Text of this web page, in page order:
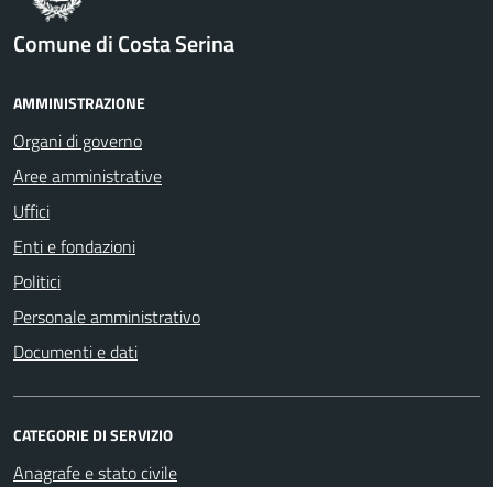
Comune di Costa Serina
AMMINISTRAZIONE
Organi di governo
Aree amministrative
Uffici
Enti e fondazioni
Politici
Personale amministrativo
Documenti e dati
CATEGORIE DI SERVIZIO
Anagrafe e stato civile